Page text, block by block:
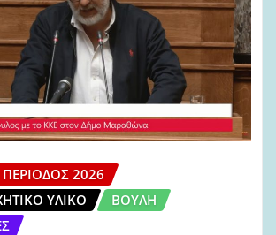
2026
ΥΛΙΚΌ
ΒΟΥΛΉ